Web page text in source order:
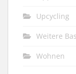
Upcycling
Weitere
Wohnen